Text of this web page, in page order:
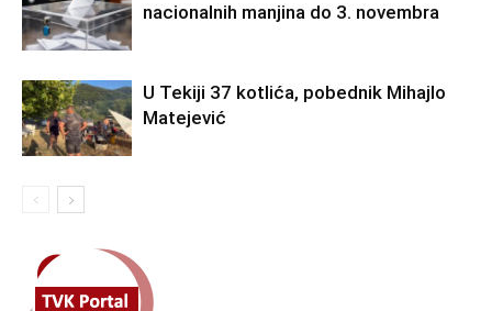
nacionalnih manjina do 3. novembra
U Tekiji 37 kotlića, pobednik Mihajlo
Matejević